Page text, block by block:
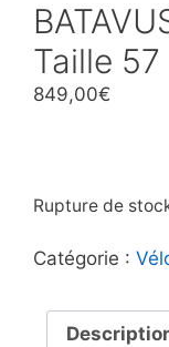
Taille 57
849,00€
Rupture de
Catégorie :